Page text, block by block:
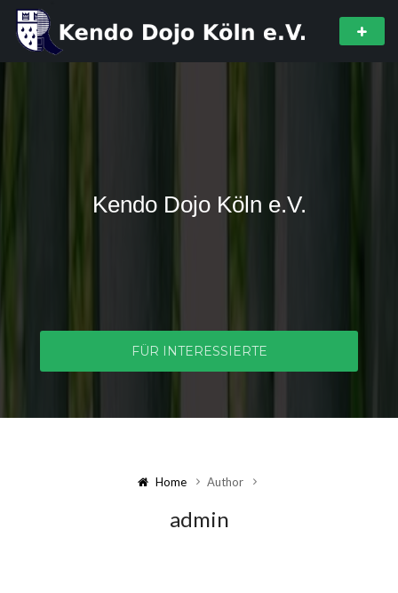
Kendo Dojo Köln e.V.
FÜR INTERESSIERTE
Home Author
admin